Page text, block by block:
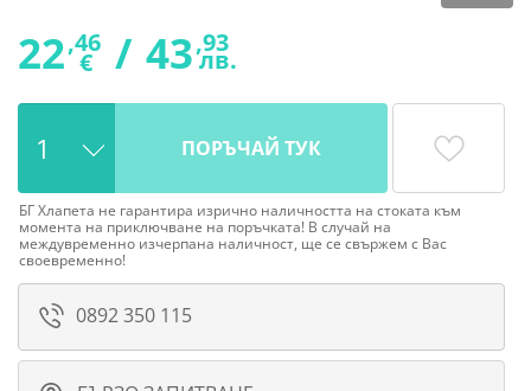
22,46
€ / 43,93
лв.
ПОРЪЧАЙ ТУК
БГ Хлапета не гарантира изрично наличността на стоката към
момента на приключване на поръчката! В случай на
междувременно изчерпана наличност, ще се свържем с Вас
своевременно!
0892 350 115